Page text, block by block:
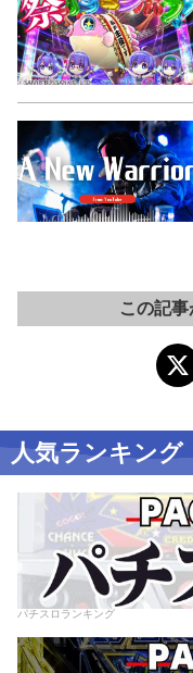
この記
人気ランキング
パチスロランキング